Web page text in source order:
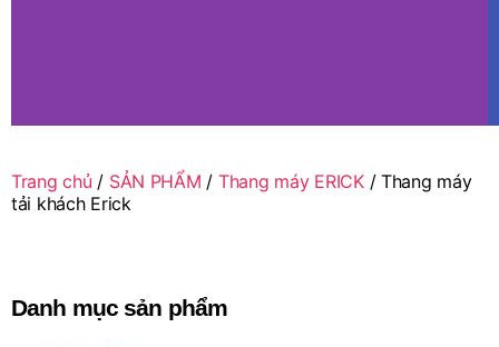
Trang chủ / SẢN PHẨM / Thang máy ERICK/ Thang máy
tải khách Erick
Danh mục sản phẩm